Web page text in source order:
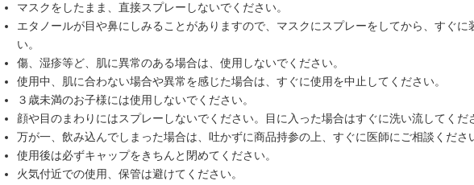
マスクをしたまま、直接スプレーしないでください。
エタノールが目や鼻にしみることがありますので、マスクにスプレーをしてから、すぐに
い。
傷、湿疹等ど、肌に異常のある場合は、使用しないでください。
使用中、肌に合わない場合や異常を感じた場合は、すぐに使用を中止してください。
３歳未満のお子様には使用しないでください。
顔や目のまわりにはスプレーしないでください。目に入った場合はすぐに洗い流してくだ
万が一、飲み込んでしまった場合は、吐かずに商品持参の上、すぐに医師にご相談くださ
使用後は必ずキャップをきちんと閉めてください。
火気付近での使用、保管は避けてください。